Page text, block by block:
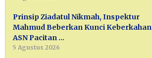
Prinsip Ziadatul Nikmah, Inspektur
Mahmud Beberkan Kunci Keberkahan
ASN Pacitan …
5 Agustus 2026